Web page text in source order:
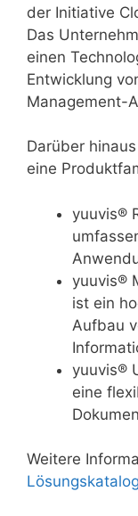
der Initiative
Das
einen
Entwicklung
Management-
Darüber
eine
yuuvis®
yuuvis®
ist ein
Aufbau
yuuvis®
eine
Weitere
Lösungskatalog